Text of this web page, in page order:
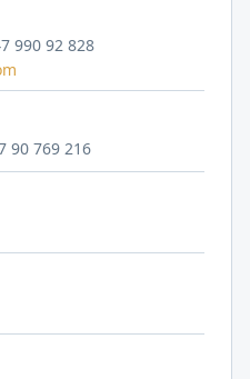
990 92 828
90 769 216